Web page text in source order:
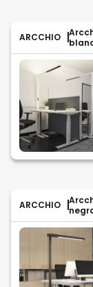
ARCCHIO
ARCCHIO